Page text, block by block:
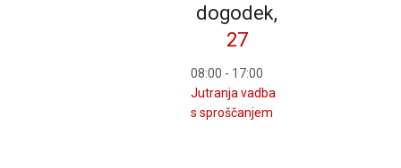
dogodek,
27
08:00 - 17:00
Jutranja vadba
s sproščanjem